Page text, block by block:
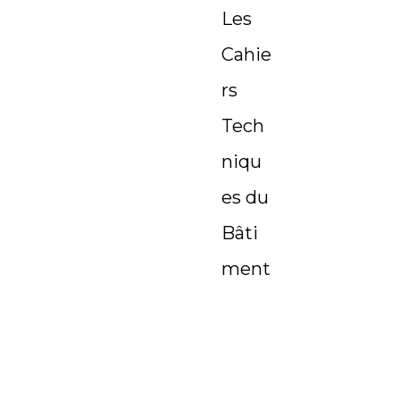
Les
Cahie
rs
Tech
niqu
es du
Bâti
ment